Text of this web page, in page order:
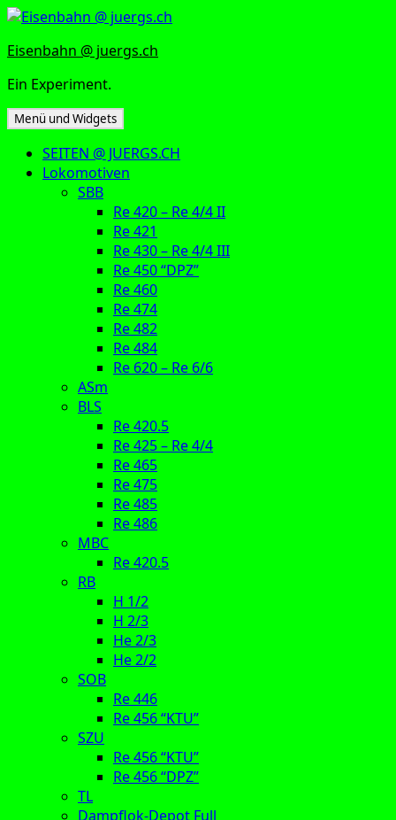
Zum
springen
Eisenbahn @ juergs.ch
Ein Experiment.
Menü und Widgets
SEITEN @ JUERGS.CH
Lokomotiven
SBB
Re 420 – Re 4/4 II
Re 421
Re 430 – Re 4/4 III
Re 450 “DPZ”
Re 460
Re 474
Re 482
Re 484
Re 620 – Re 6/6
ASm
BLS
Re 420.5
Re 425 – Re 4/4
Re 465
Re 475
Re 485
Re 486
MBC
Re 420.5
RB
H 1/2
H 2/3
He 2/3
He 2/2
SOB
Re 446
Re 456 “KTU”
SZU
Re 456 “KTU”
Re 456 “DPZ”
TL
Dampflok-Depot Full